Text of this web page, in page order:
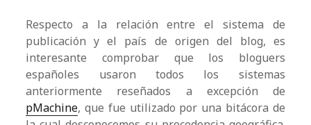
Respecto a la relación entre el sistema de
publicación y el país de origen del blog, es
interesante comprobar que los bloguers
españoles usaron todos los sistemas
anteriormente reseñados a excepción de
pMachine, que fue utilizado por una bitácora de